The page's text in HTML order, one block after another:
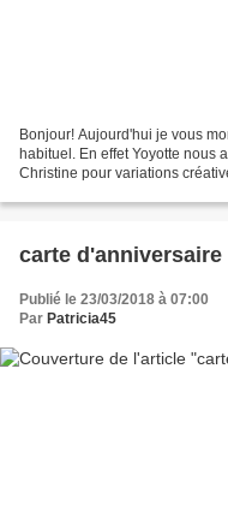
Bonjour! Aujourd'hui je vous
habituel. En effet Yoyotte nous
Christine pour variations
carte d'anniversaire
Publié le 23/03/2018 à 07:00
Par Patricia45